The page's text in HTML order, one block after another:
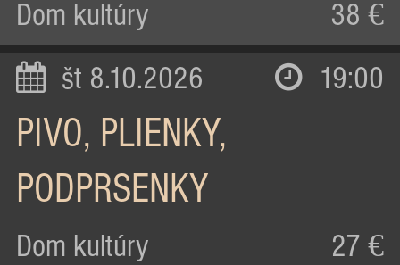
Dom kultúry 38 €
št 8.10.2026 19:00
PIVO, PLIENKY,
PODPRSENKY
Dom kultúry 27 €